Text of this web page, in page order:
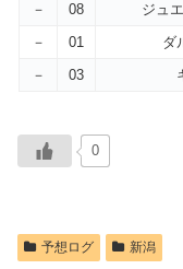
－
08 ジュ
－
01 ダ
－
03
0
予想ログ 新潟